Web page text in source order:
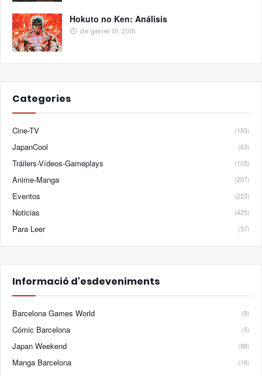
Hokuto no Ken: Análisis
de gener 01, 2015
Categories
Cine-TV (183)
JapanCool (63)
Tráilers-Vídeos-Gameplays (105)
Anime-Manga (207)
Eventos (223)
Noticias (425)
Para Leer (57)
Informació d'esdeveniments
Barcelona Games World (9)
Cómic Barcelona (5)
Japan Weekend (88)
Manga Barcelona (16)